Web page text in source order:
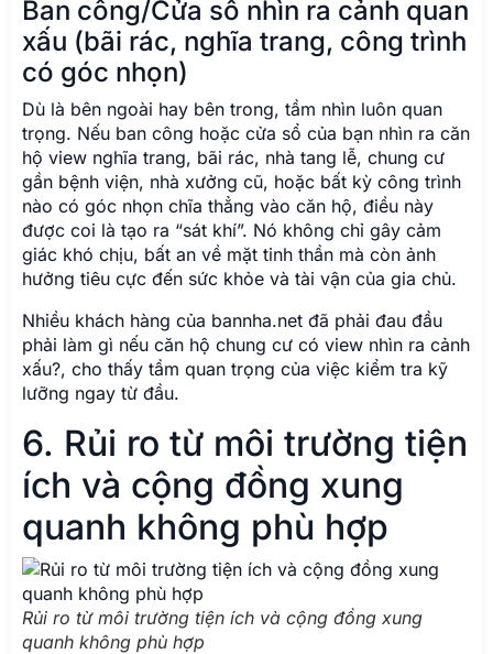
Ban công/Cửa sổ nhìn ra cảnh quan
xấu (bãi rác, nghĩa trang, công trình
có góc nhọn)
Dù là bên ngoài hay bên trong, tầm nhìn luôn quan
trọng. Nếu ban công hoặc cửa sổ của bạn nhìn ra căn
hộ view nghĩa trang, bãi rác, nhà tang lễ, chung cư
gần bệnh viện, nhà xưởng cũ, hoặc bất kỳ công trình
nào có góc nhọn chĩa thẳng vào căn hộ, điều này
được coi là tạo ra “sát khí”. Nó không chỉ gây cảm
giác khó chịu, bất an về mặt tinh thần mà còn ảnh
hưởng tiêu cực đến sức khỏe và tài vận của gia chủ.
Nhiều khách hàng của bannha.net đã phải đau đầu
phải làm gì nếu căn hộ chung cư có view nhìn ra cảnh
xấu?, cho thấy tầm quan trọng của việc kiểm tra kỹ
lưỡng ngay từ đầu.
6. Rủi ro từ môi trường tiện
ích và cộng đồng xung
quanh không phù hợp
Rủi ro từ môi trường tiện ích và cộng đồng xung
quanh không phù hợp